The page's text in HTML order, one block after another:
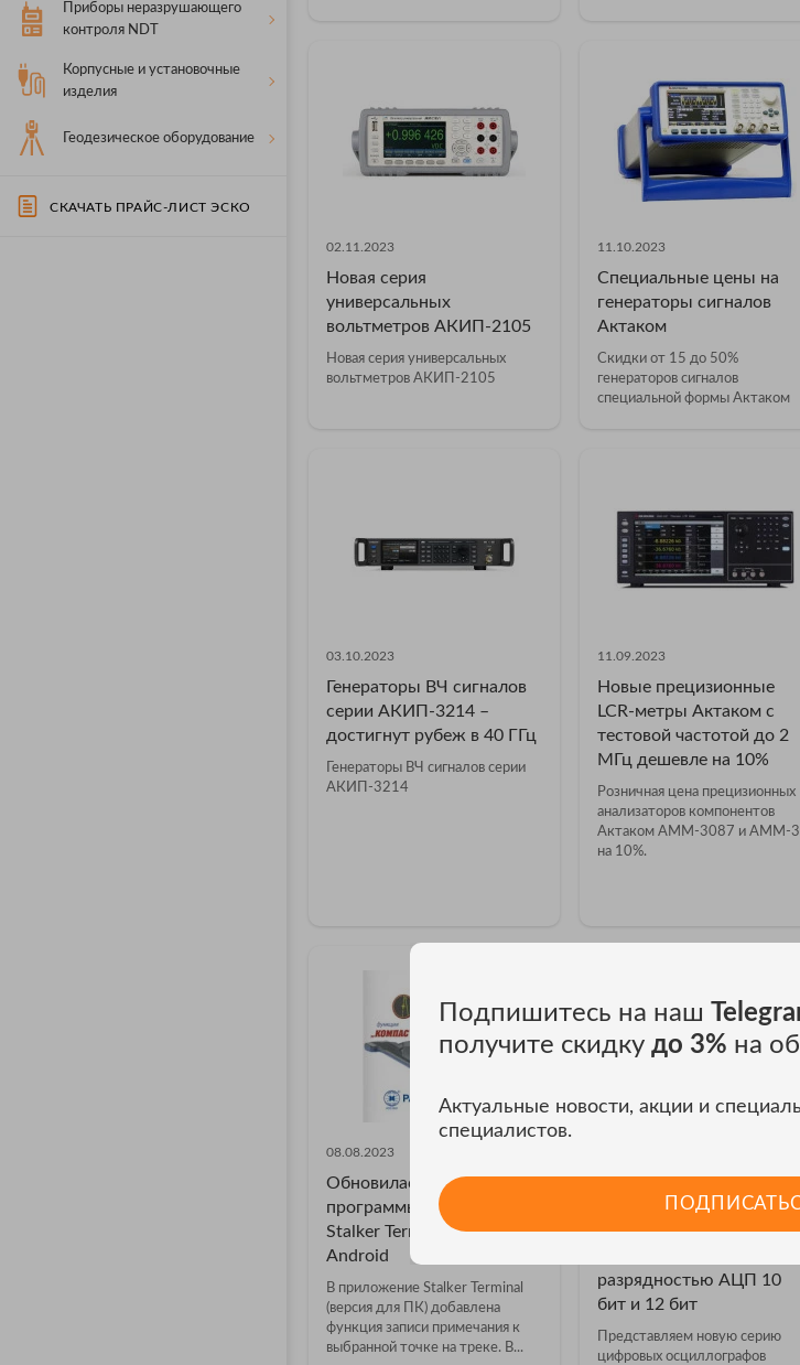
Приборы неразрушающего
контроля NDT
Корпусные и установочные
изделия
Геодезическое оборудование
СКАЧАТЬ ПРАЙС-ЛИСТ ЭСКО
02.11.2023
Новая серия
универсальных
вольтметров АКИП-2105
Новая серия универсальных
вольтметров АКИП-2105
11.10.2023
Специальные цены на
генераторы сигналов
Актаком
Скидки от 15 до 50%
генераторов сигналов
специальной формы Актаком
03.10.2023
Генераторы ВЧ сигналов
серии АКИП-3214 –
достигнут рубеж в 40 ГГц
Генераторы ВЧ сигналов серии
АКИП-3214
11.09.2023
Новые прецизионные
LCR-метры Актаком с
тестовой частотой до 2
МГц дешевле на 10%
Розничная цена прецизионных
анализаторов компонентов
Актаком АММ-3087 и АММ-
на 10%.
08.08.2023
Обновилась версия
программы Радио-сервис
Stalker Terminal для ПК и
Android
В приложение Stalker Terminal
(версия для ПК) добавлена
функция записи примечания к
выбранной точке на треке. В...
серия осциллографов
АКИП™ с полосой
разрядностью АЦП 10
бит и 12 бит
Представляем новую серию
цифровых осциллографов
Подпишитесь на наш
получите скидку до 3% на
Актуальные новости, акции и
специалистов.